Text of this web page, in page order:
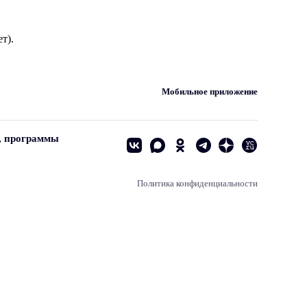
Мобильное приложение
программы
Политика конфиденциальности